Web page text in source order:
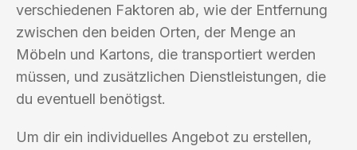
verschiedenen Faktoren ab, wie der Entfernung
zwischen den beiden Orten, der Menge an
Möbeln und Kartons, die transportiert werden
müssen, und zusätzlichen Dienstleistungen, die
du eventuell benötigst.
Um dir ein individuelles Angebot zu erstellen,